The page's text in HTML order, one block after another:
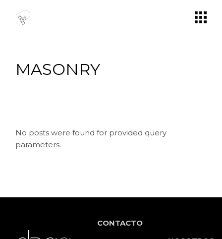
MASONRY
No posts were found for provided query
parameters.
CONTACTO